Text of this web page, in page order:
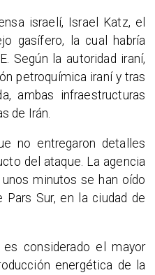
israelí, Israel Katz, el
gasífero, la cual habría
Según la autoridad iraní,
petroquímica iraní y tras
ambas infraestructuras
de Irán.
no entregaron detalles
del ataque. La agencia
unos minutos se han oído
Sur, en la ciudad de
considerado el mayor
energética de la